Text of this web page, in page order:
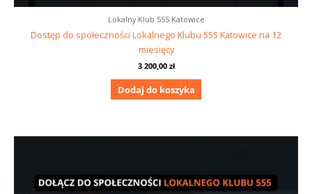
Lokalny Klub 555 Katowice
Dostęp do społeczności Lokalnego Klubu 555 Katowice na 12
miesięcy
3 200,00 zł
Dodaj do koszyka